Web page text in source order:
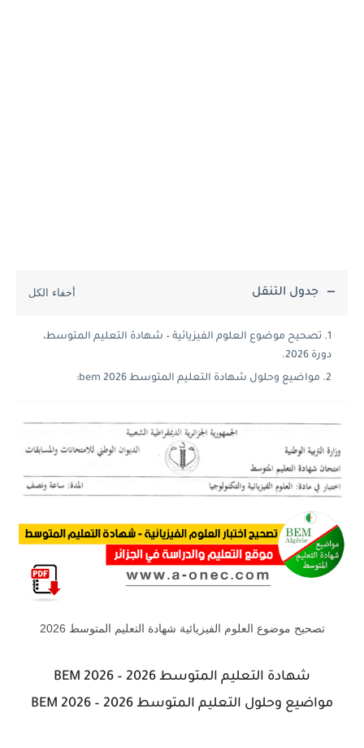
جدول التنقل
تصحيح موضوع العلوم الفيزيائية – شهادة التعليم المتوسط،
دورة 2026.
مواضيع وحلول شهادة التعليم المتوسط 2026 bem:
تصحيح موضوع العلوم الفيزيائية شهادة التعليم المتوسط 2026
شهادة التعليم المتوسط 2026 – BEM 2026
مواضيع وحلول التعليم المتوسط 2026 – BEM 2026